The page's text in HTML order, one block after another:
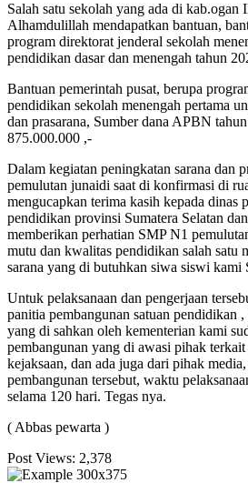
Salah satu sekolah yang ada di
Alhamdulillah mendapatkan bantuan,
program direktorat jenderal sekolah
pendidikan dasar dan menengah tahun
Bantuan pemerintah pusat, berupa
pendidikan sekolah menengah pertama
dan prasarana, Sumber dana APBN
875.000.000 ,-
Dalam kegiatan peningkatan sarana dan
pemulutan junaidi saat di konfirmasi di
mengucapkan terima kasih kepada dinas
pendidikan provinsi Sumatera Selatan
memberikan perhatian SMP N1
mutu dan kwalitas pendidikan salah satu
sarana yang di butuhkan siwa siswi kami
Untuk pelaksanaan dan pengerjaan
panitia pembangunan satuan pendidikan
yang di sahkan oleh kementerian kami
pembangunan yang di awasi pihak
kejaksaan, dan ada juga dari pihak
pembangunan tersebut, waktu
selama 120 hari. Tegas nya.
( Abbas pewarta )
Post Views: 2,378